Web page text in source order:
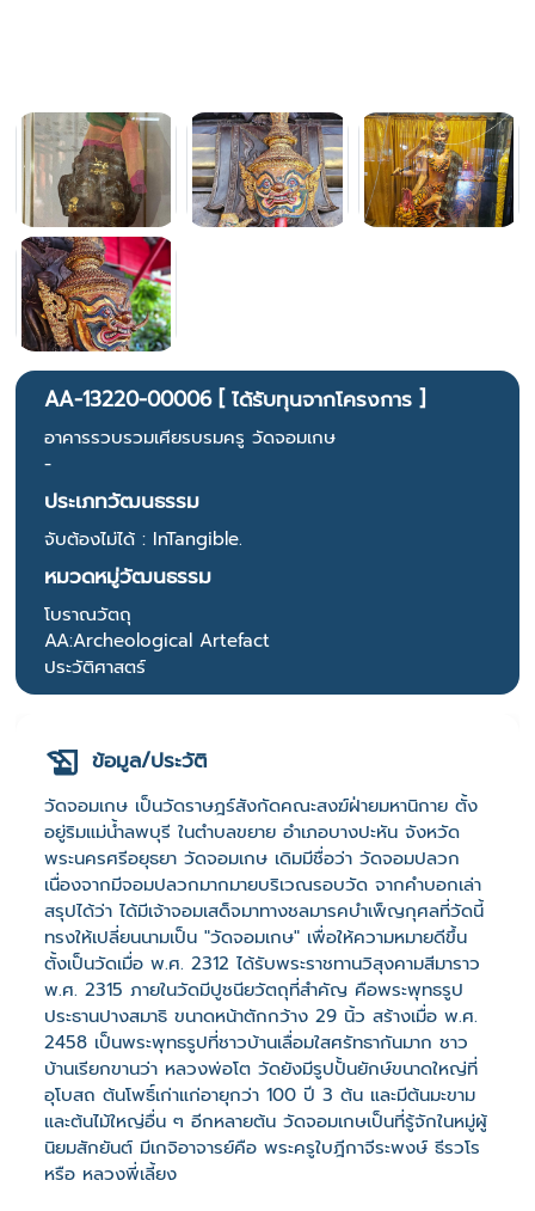
AA-13220-00006 [ ได้รับทุนจากโครงการ ]
อาคารรวบรวมเศียรบรมครู วัดจอมเกษ
-
ประเภทวัฒนธรรม
จับต้องไม่ได้ : InTangible.
หมวดหมู่วัฒนธรรม
โบราณวัตถุ
AA:Archeological Artefact
ประวัติศาสตร์
ข้อมูล/ประวัติ
วัดจอมเกษ เป็นวัดราษฎร์สังกัดคณะสงฆ์ฝ่ายมหานิกาย ตั้ง
อยู่ริมแม่น้ำลพบุรี ในตำบลขยาย อำเภอบางปะหัน จังหวัด
พระนครศรีอยุธยา วัดจอมเกษ เดิมมีชื่อว่า วัดจอมปลวก
เนื่องจากมีจอมปลวกมากมายบริเวณรอบวัด จากคำบอกเล่า
สรุปได้ว่า ได้มีเจ้าจอมเสด็จมาทางชลมารคบำเพ็ญกุศลที่วัดนี้
ทรงให้เปลี่ยนนามเป็น "วัดจอมเกษ" เพื่อให้ความหมายดีขึ้น
ตั้งเป็นวัดเมื่อ พ.ศ. 2312 ได้รับพระราชทานวิสุงคามสีมาราว
พ.ศ. 2315 ภายในวัดมีปูชนียวัตถุที่สำคัญ คือพระพุทธรูป
ประธานปางสมาธิ ขนาดหน้าตักกว้าง 29 นิ้ว สร้างเมื่อ พ.ศ.
2458 เป็นพระพุทธรูปที่ชาวบ้านเลื่อมใสศรัทธากันมาก ชาว
บ้านเรียกขานว่า หลวงพ่อโต วัดยังมีรูปปั้นยักษ์ขนาดใหญ่ที่
อุโบสถ ต้นโพธิ์เก่าแก่อายุกว่า 100 ปี 3 ต้น และมีต้นมะขาม
และต้นไม้ใหญ่อื่น ๆ อีกหลายต้น วัดจอมเกษเป็นที่รู้จักในหมู่ผู้
นิยมสักยันต์ มีเกจิอาจารย์คือ พระครูใบฎีกาจีระพงษ์ ธีรวโร
หรือ หลวงพี่เลี้ยง